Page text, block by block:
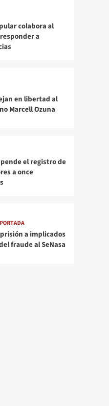
colabora al
a
en libertad al
Marcell Ozuna
el registro de
a once
PORTADA
a implicados
fraude al SeNasa